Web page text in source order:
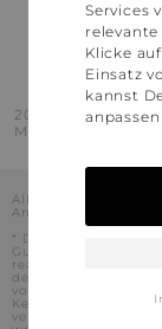
2016 - 2026 ©
Made for you with
Alle Preise inkl. der
Angaben ohne
* Die angezeigten
Gutschein-Codes
realisiert werden
der Gutschein-
vorkommen, dass
Kenntnisstand bei
verwendet werden
Services
Klicke
Einsatz
kannst